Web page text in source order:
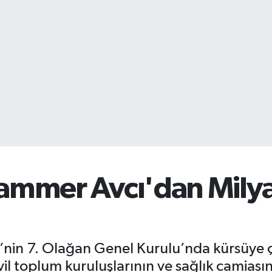
Avcı'dan
7. Olağan Genel Kurulu’nda kürsüye
kuruluşlarının ve sağlık